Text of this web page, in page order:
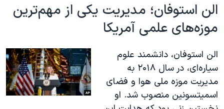
الن استوفان؛ مدیریت یکی از مهم‌ترین
موزه‌های علمی آمریکا
الن استوفان، دانشمند علوم
سیاره‌ای، در سال ۲۰۱۸ به
مدیریت موزه ملی هوا و فضای
اسمیتسونین منصوب شد. او